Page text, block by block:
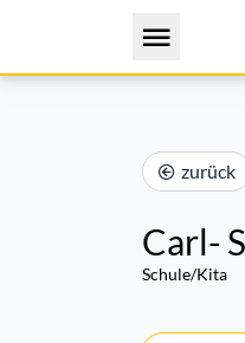
zurück
Carl-
Schule/Kita